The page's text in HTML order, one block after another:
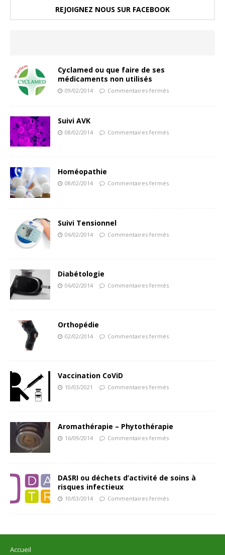
REJOIGNEZ NOUS SUR FACEBOOK
Cyclamed ou que faire de ses
médicaments non utilisés
09/02/2014 Commentaires fermés
Suivi AVK
08/02/2014 Commentaires fermés
Homéopathie
08/02/2014 Commentaires fermés
Suivi Tensionnel
06/02/2014 Commentaires fermés
Diabétologie
06/02/2014 Commentaires fermés
Orthopédie
02/02/2014 Commentaires fermés
Vaccination CoViD
10/03/2021 Commentaires fermés
Aromathérapie – Phytothérapie
16/09/2014 Commentaires fermés
DASRI ou déchets d’activité de soins à
risques infectieux
10/03/2014 Commentaires fermés
Accueil